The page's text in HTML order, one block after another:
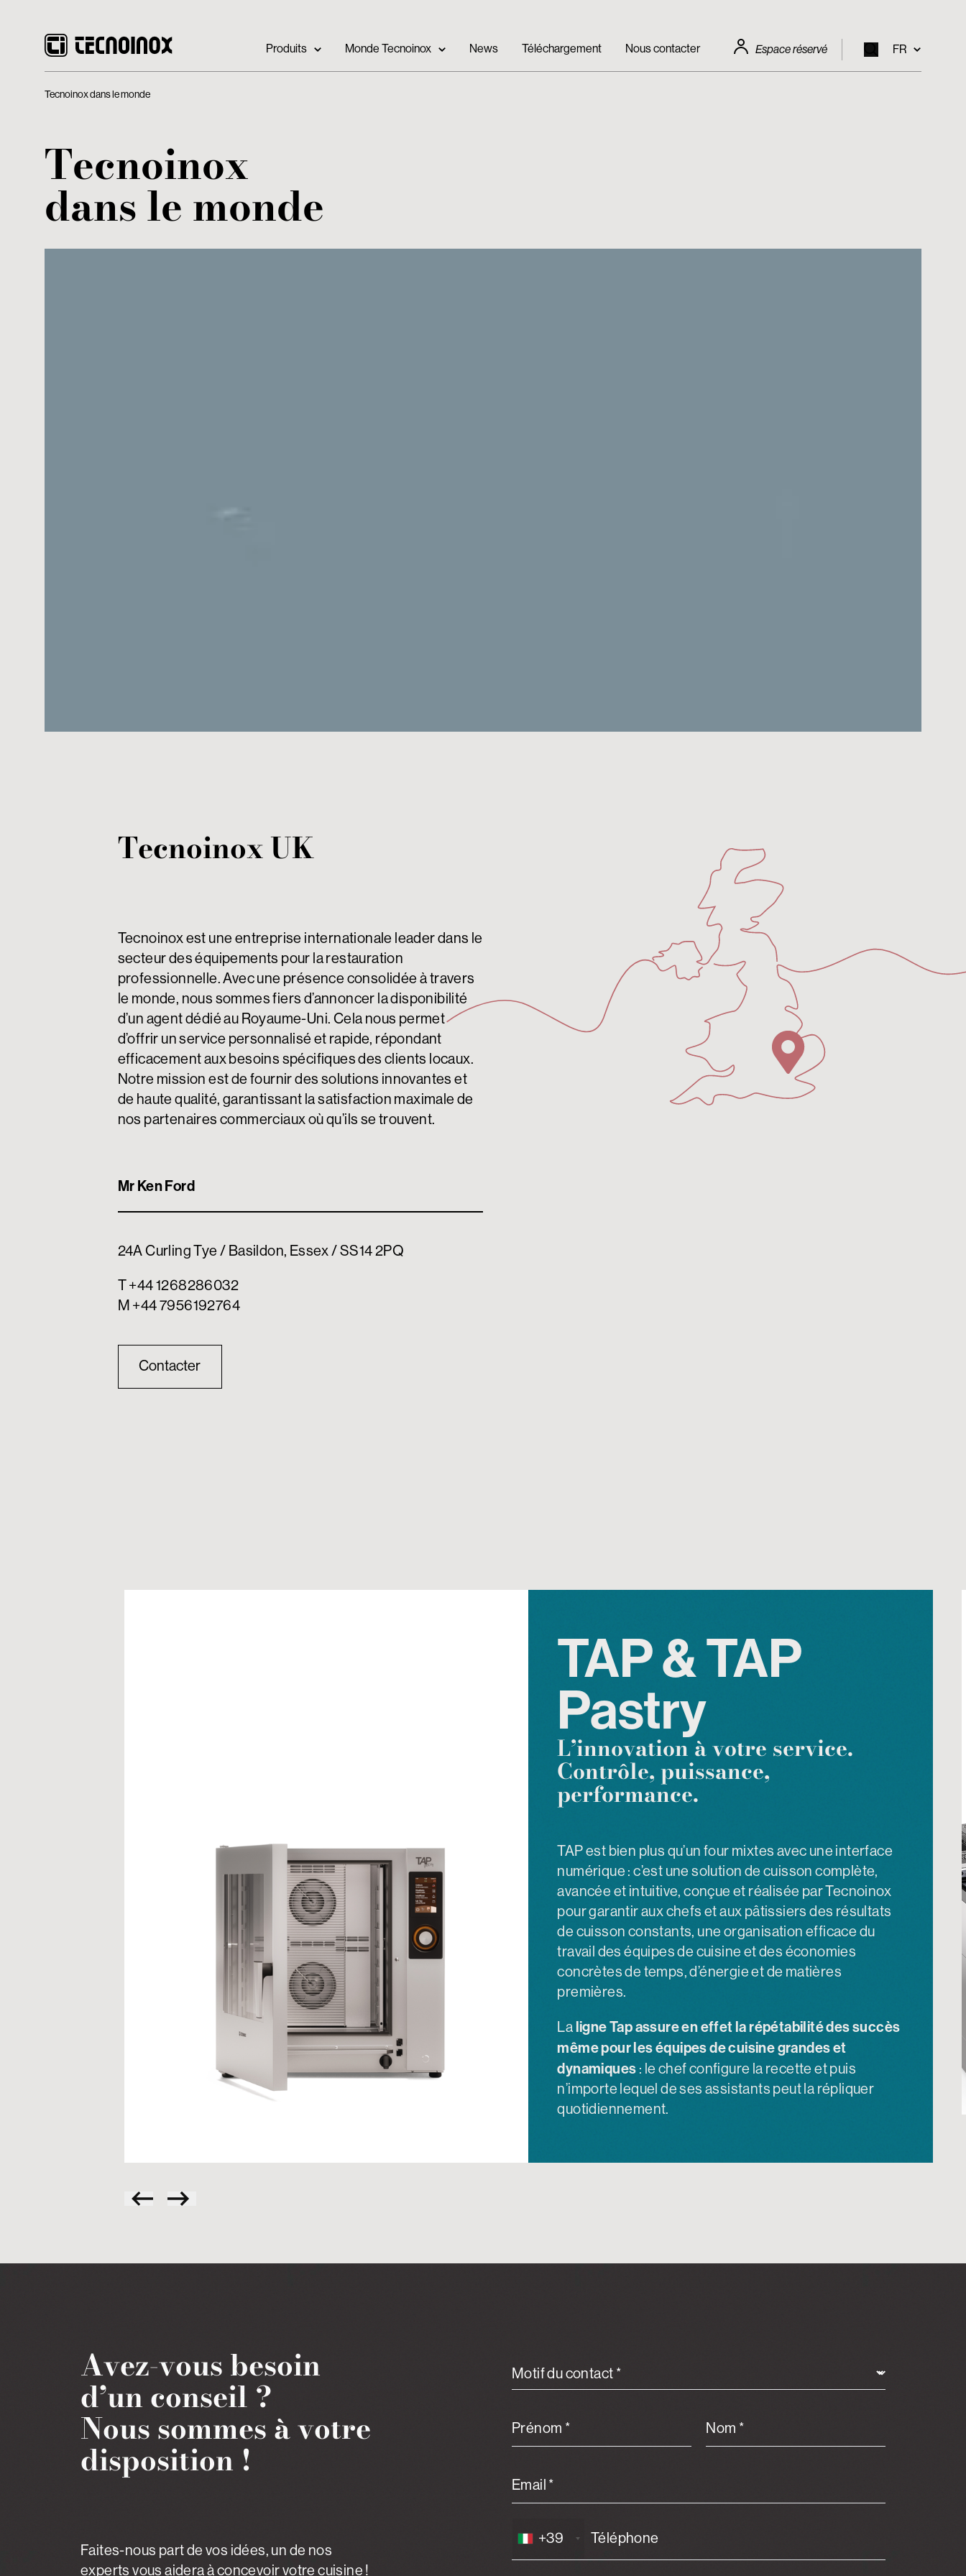
Produits Monde Tecnoinox News Téléchargement Nous contacter Espace réservé FR
Tecnoinox dans le monde
Tecnoinox
dans le monde
Tecnoinox UK
Tecnoinox est une entreprise internationale leader dans le
secteur des équipements pour la restauration
professionnelle. Avec une présence consolidée à travers
le monde, nous sommes fiers d’annoncer la disponibilité
d’un agent dédié au Royaume-Uni. Cela nous permet
d’offrir un service personnalisé et rapide, répondant
efficacement aux besoins spécifiques des clients locaux.
Notre mission est de fournir des solutions innovantes et
de haute qualité, garantissant la satisfaction maximale de
nos partenaires commerciaux où qu’ils se trouvent.
Mr Ken Ford
24A Curling Tye / Basildon, Essex / SS14 2PQ
T +44 1268286032
M +44 7956192764
Contacter
TAP & TAP
Pastry
L’innovation à votre service.
Contrôle, puissance,
performance.
TAP est bien plus qu’un four mixtes avec une interface
numérique : c’est une solution de cuisson complète,
avancée et intuitive, conçue et réalisée par Tecnoinox
pour garantir aux chefs et aux pâtissiers des résultats
de cuisson constants, une organisation efficace du
travail des équipes de cuisine et des économies
concrètes de temps, d’énergie et de matières
premières.
La ligne Tap assure en effet la répétabilité des succès
même pour les équipes de cuisine grandes et
dynamiques : le chef configure la recette et puis
n’importe lequel de ses assistants peut la répliquer
quotidiennement.
Avez-vous besoin
d’un conseil ?
Nous sommes à votre
disposition !
Faites-nous part de vos idées, un de nos
experts vous aidera à concevoir votre cuisine !
Motif du contact *
Prénom * Nom *
Email *
+39